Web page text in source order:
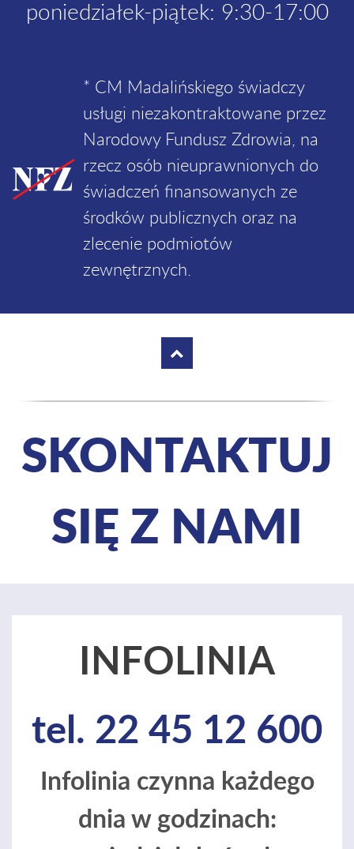
poniedziałek-piątek: 9:30-17:00
* CM Madalińskiego świadczy
usługi niezakontraktowane przez
Narodowy Fundusz Zdrowia, na
rzecz osób nieuprawnionych do
świadczeń finansowanych ze
środków publicznych oraz na
zlecenie podmiotów
zewnętrznych.
SKONTAKTUJ
SIĘ Z NAMI
INFOLINIA
tel. 22 45 12 600
Infolinia czynna każdego
dnia w godzinach: